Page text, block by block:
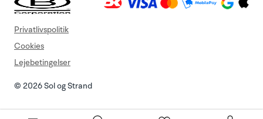
© 2026 Sol og Strand
Privatlivspolitik
Cookies
Lejebetingelser